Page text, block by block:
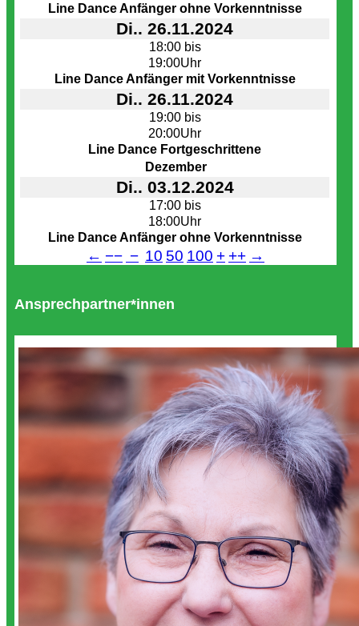
Line Dance Anfänger ohne Vorkenntnisse
Di.. 26.11.2024
18:00 bis
19:00Uhr
Line Dance Anfänger mit Vorkenntnisse
Di.. 26.11.2024
19:00 bis
20:00Uhr
Line Dance Fortgeschrittene
Dezember
Di.. 03.12.2024
17:00 bis
18:00Uhr
Line Dance Anfänger ohne Vorkenntnisse
← −− − 10 50 100 + ++ →
Ansprechpartner*innen